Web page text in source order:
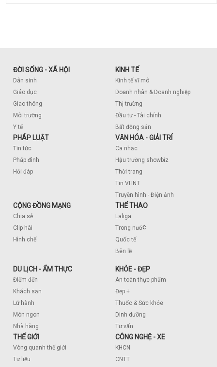
ĐỜI SỐNG - XÃ HỘI
Dân sinh
Giáo dục
Giao thông
Môi trường
Y tế
KINH TẾ
Kinh tế vĩ mô
Doanh nhân & Doanh nghiệp
Thị trường
Đầu tư - Tài chính
Bất động sản
PHÁP LUẬT
Tin tức
Pháp đình
Hỏi đáp
VĂN HÓA - GIẢI TRÍ
Ca nhạc
Hậu trường showbiz
Thời trang
Tin VHNT
Truyền hình - Điện ảnh
CỘNG ĐỒNG MẠNG
Chia sẻ
Clip hài
Hình chế
THỂ THAO
Laliga
Trong nước
Quốc tế
Bên lề
DU LỊCH - ẨM THỰC
Điểm đến
Khách sạn
Lữ hành
Món ngon
Nhà hàng
KHỎE - ĐẸP
An toàn thực phẩm
Đẹp +
Thuốc & Sức khỏe
Dinh dưỡng
Tư vấn
THẾ GIỚI
Vòng quanh thế giới
Tư liệu
CÔNG NGHỆ - XE
KHCN
CNTT